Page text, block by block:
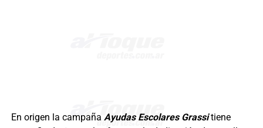
En origen la campaña Ayudas Escolares Grassitiene